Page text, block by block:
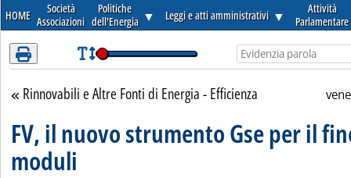
HOME
Società
Associazioni
Politiche
dell'Energia ▼ Leggi e atti amministrativi ▼
Attività
Parlamentare
Torna alla sezione
Rinnovabili e Altre Fonti di Energia - Efficienza
FV, il nuovo strumento Gse per il
moduli